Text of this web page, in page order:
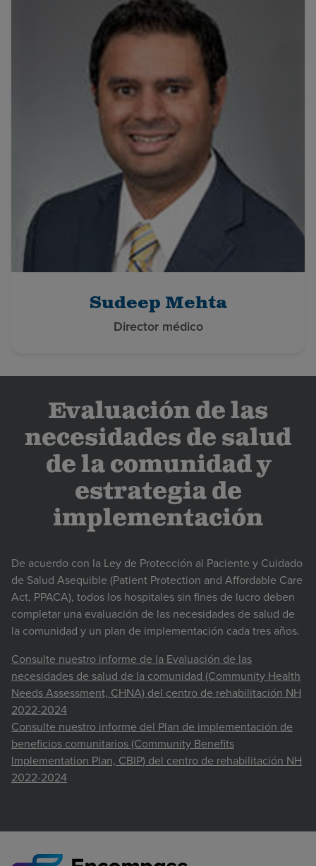
Sudeep Mehta
Director médico
Evaluación de las
necesidades de salud
de la comunidad y
estrategia de
implementación
De acuerdo con la Ley de Protección al Paciente y Cuidado
de Salud Asequible (Patient Protection and Affordable Care
Act, PPACA), todos los hospitales sin fines de lucro deben
completar una evaluación de las necesidades de salud de
la comunidad y un plan de implementación cada tres años.
Consulte nuestro informe de la Evaluación de las
necesidades de salud de la comunidad (Community Health
Needs Assessment, CHNA) del centro de rehabilitación NH
2022-2024
Consulte nuestro informe del Plan de implementación de
beneficios comunitarios (Community Benefits
Implementation Plan, CBIP) del centro de rehabilitación NH
2022-2024